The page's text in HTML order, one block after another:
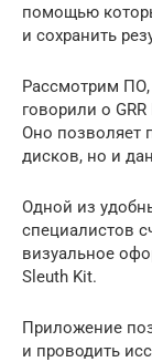
помощью
и сохранить
Рассмотрим
говорили о
Оно позволяет
дисков, но и
Одной из
специалистов
визуальное
Sleuth Kit.
Приложение
и проводить